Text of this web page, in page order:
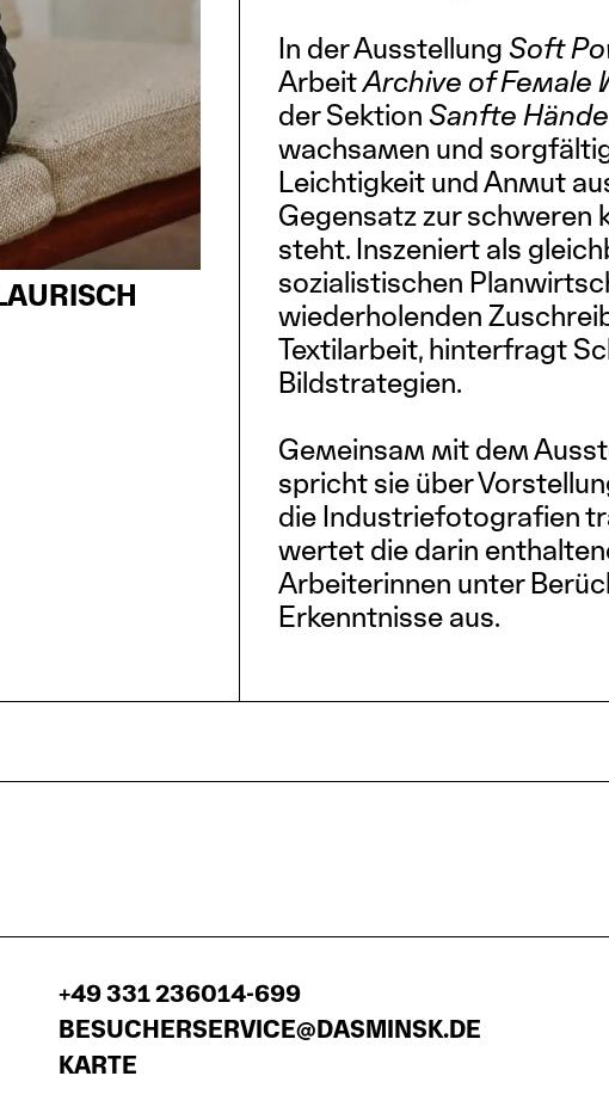
In der Ausstellung Soft
ArbeitArchive of Female
der Sektion Sanfte Hände
wachsamen und
Leichtigkeit und Anmut
Gegensatz zur schweren
steht. Inszeniert als
sozialistischen
wiederholenden
Textilarbeit, hinterfragt
Bildstrategien.
Gemeinsam mit dem
spricht sie über
die Industriefotografien
wertet die darin
Arbeiterinnen unter
Erkenntnisse aus.
+49 331 236014-699
BESUCHERSERVICE@DASMINSK.DE
KARTE